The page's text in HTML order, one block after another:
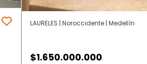
LAURELES | Noroccidente | Medellín
$1.650.000.000